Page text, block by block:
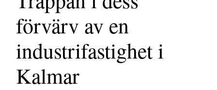
förvärv av en
industrifastighet i
Kalmar